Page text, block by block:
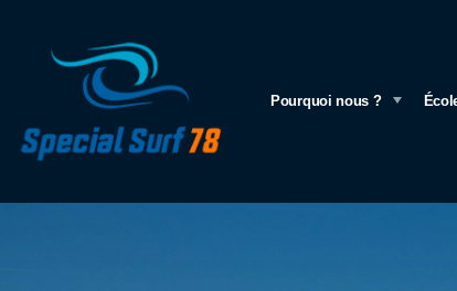
Pourquoi nous ?